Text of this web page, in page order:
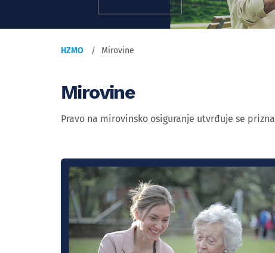
HZMO Mirovine
Mirovine
Pravo na mirovinsko osiguranje utvrđuje se